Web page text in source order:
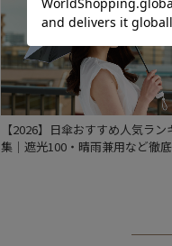
【2026】日傘おすすめ人気ラ
集｜遮光100・晴雨兼用など徹底